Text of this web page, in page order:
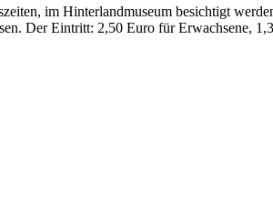
im Hinterlandmuseum besichtigt
Der Eintritt: 2,50 Euro für Erwachsene,